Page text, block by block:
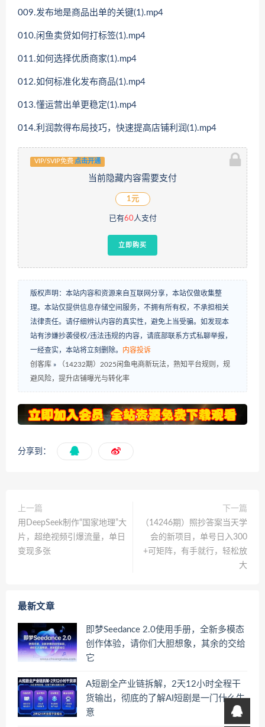
009.发布地是商品出单的关键(1).mp4
010.闲鱼卖贷如何打标签(1).mp4
011.如何选择优质商家(1).mp4
012.如何标准化发布商品(1).mp4
013.懂运营出单更稳定(1).mp4
014.利润款得布局技巧，快速提高店铺利润(1).mp4
VIP/SVIP免费 点击开通
当前隐藏内容需要支付
1元
已有60人支付
立即购买
版权声明：本站内容和资源来自互联网分享，本站仅做收集整
理。本站仅提供信息存储空间服务，不拥有所有权，不承担相关
法律责任。请仔细辨认内容的真实性，避免上当受骗。如发现本
站有涉嫌抄袭侵权/违法违规的内容，请底部联系方式私聊举报，
一经查实，本站将立刻删除。 内容投诉
创客库 »
（14232期）2025闲鱼电商新玩法，熟知平台规则，规
避风险，提升店铺曝光与转化率
分享到：
上一篇
用DeepSeek制作“国家地理”大
片，超绝视频引爆流量，单日
变现多张
下一篇
（14246期）照抄答案当天学
会的新项目，单号日入300
+可矩阵，有手就行，轻松放
大
最新文章
即梦Seedance 2.0使用手册，全新多模态
创作体验，请你们大胆想象，其余的交给
它
A短剧全产业链拆解，2天12小时全程干
货输出，彻底的了解AI短剧是一门什么生
意